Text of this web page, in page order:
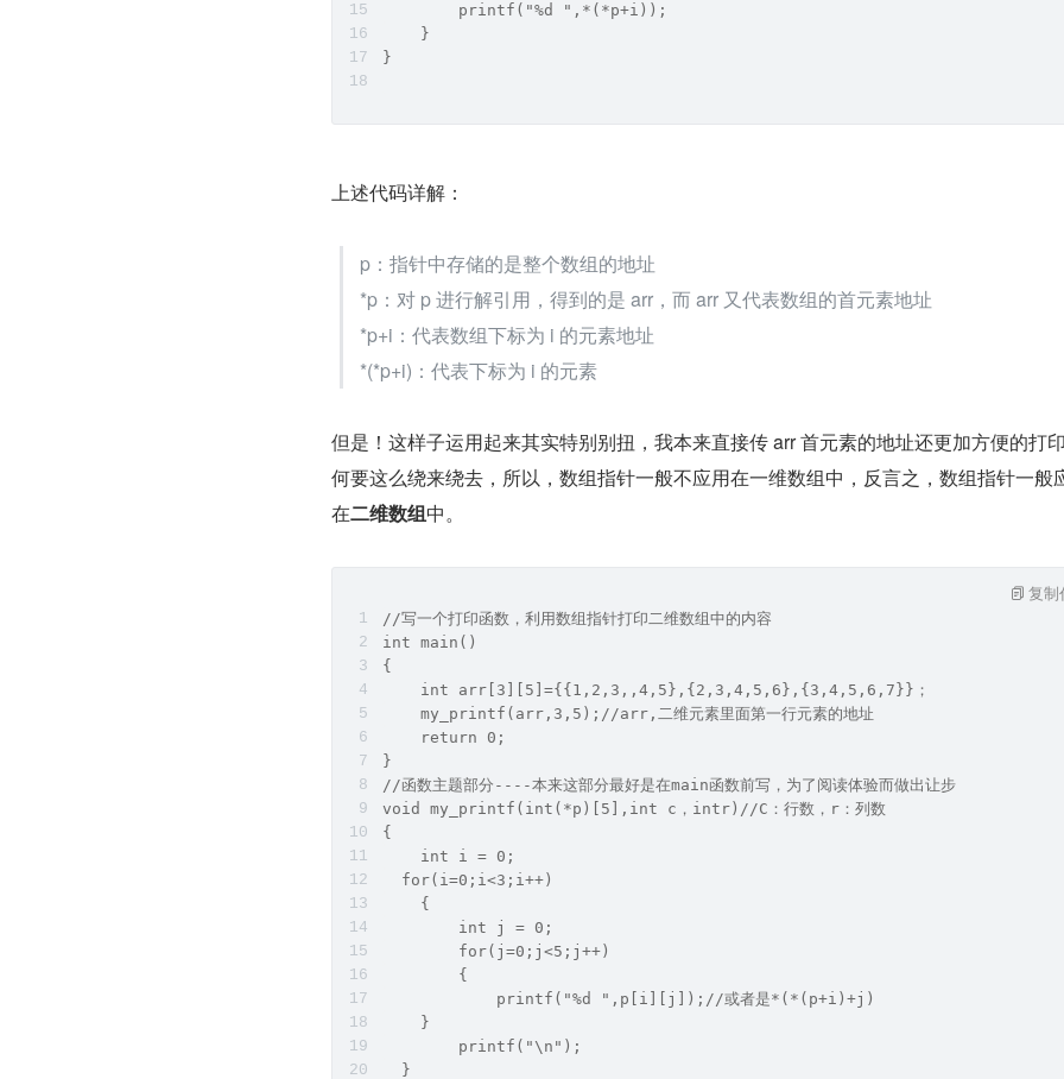
        printf("%d ",*(*p+i));
    }
}
上述代码详解：
p：指针中存储的是整个数组的地址
*p：对 p 进行解引用，得到的是 arr，而 arr 又代表数组的首元素地址
*p+i：代表数组下标为 i 的元素地址
*(*p+i)：代表下标为 i 的元素
但是！这样子运用起来其实特别别扭，我本来直接传 arr 首元素的地址还更加方便的打
何要这么绕来绕去，所以，数组指针一般不应用在一维数组中，反言之，数组指针一般
在二维数组中。
//写一个打印函数，利用数组指针打印二维数组中的内容
int main()
{
    int arr[3][5]={{1,2,3,,4,5},{2,3,4,5,6},{3,4,5,6,7}}；
    my_printf(arr,3,5);//arr,二维元素里面第一行元素的地址
    return 0;
}
//函数主题部分----本来这部分最好是在main函数前写，为了阅读体验而做出让步
void my_printf(int(*p)[5],int c，intr)//C：行数，r：列数
{
    int i = 0;
  for(i=0;i<3;i++)
    {
        int j = 0;
        for(j=0;j<5;j++)
        {
            printf("%d ",p[i][j]);//或者是*(*(p+i)+j)
    }
        printf("\n");
  }
复制